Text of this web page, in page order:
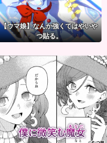
【ウマ娘】なんか強くてはやいや
つ貼る。